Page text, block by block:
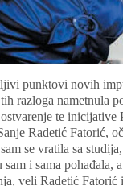
punktovi novih
razloga nametnula
te inicijative
Radetić Fatorić,
se vratila sa
sam i sama pohađala,
veli Radetić